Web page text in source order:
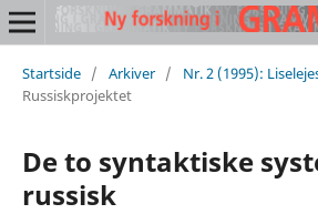
Startside / Arkiver / Nr. 2 (1995):
Russiskprojektet
De to syntaktiske
russisk